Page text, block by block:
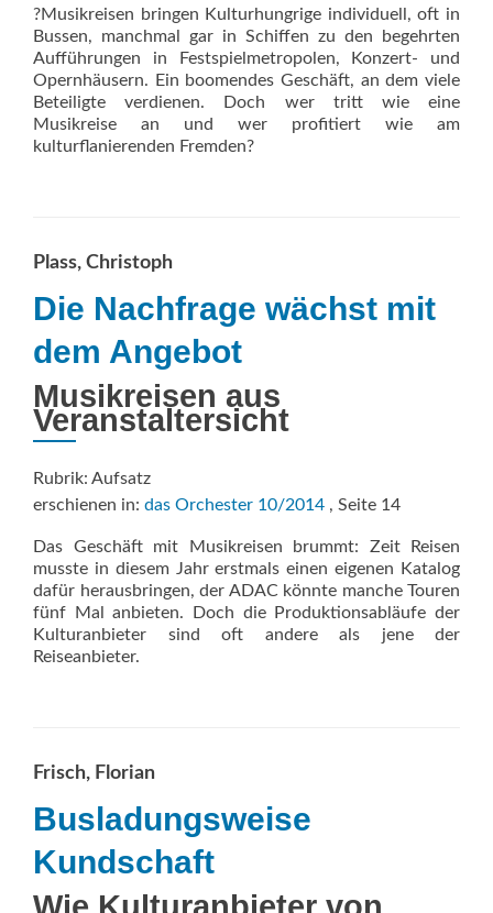
?Musikreisen bringen Kulturhungrige individuell, oft in
Bussen, manchmal gar in Schiffen zu den begehrten
Aufführungen in Festspielmetropolen, Konzert- und
Opernhäusern. Ein boomendes Geschäft, an dem viele
Beteiligte verdienen. Doch wer tritt wie eine
Musikreise an und wer profitiert wie am
kulturflanierenden Fremden?
Plass, Christoph
Die Nachfrage wächst mit
dem Angebot
Musikreisen aus
Veranstaltersicht
Rubrik: Aufsatz
erschienen in: das Orchester 10/2014 , Seite 14
Das Geschäft mit Musikreisen brummt: Zeit Reisen
musste in diesem Jahr erstmals einen eigenen Katalog
dafür herausbringen, der ADAC könnte manche Touren
fünf Mal anbieten. Doch die Produktionsabläufe der
Kulturanbieter sind oft andere als jene der
Reiseanbieter.
Frisch, Florian
Busladungsweise
Kundschaft